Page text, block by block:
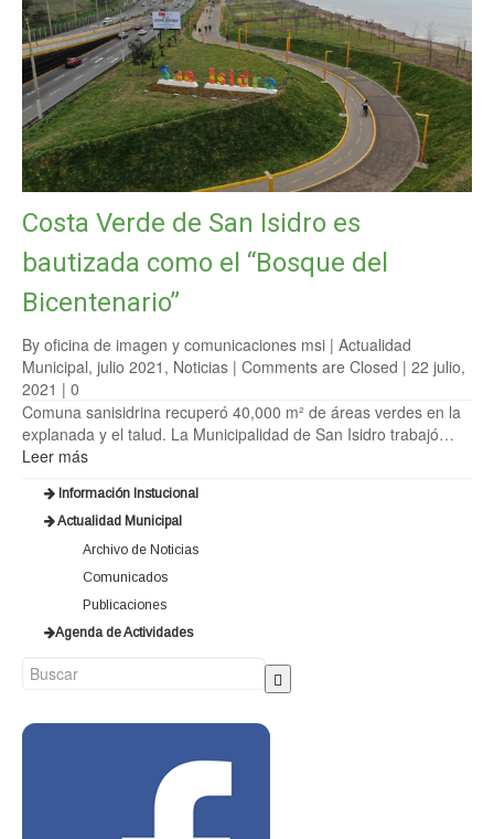
Costa Verde de San Isidro es
bautizada como el “Bosque del
Bicentenario”
By oficina de imagen y comunicaciones msi | Actualidad
Municipal, julio 2021 , Noticias | Comments are Closed | 22 julio,
2021 | 0
Comuna sanisidrina recuperó 40,000 m² de áreas verdes en la
explanada y el talud. La Municipalidad de San Isidro trabajó…
Leer más
Información Instucional
Actualidad Municipal
Archivo de Noticias
Comunicados
Publicaciones
Agenda de Actividades